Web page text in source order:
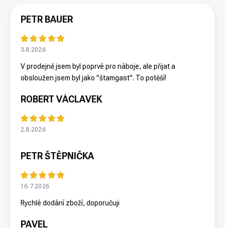
PETR BAUER
3.8.2026
V prodejně jsem byl poprvé pro náboje, ale přijat a
obsloužen jsem byl jako "štamgast". To potěší!
ROBERT VÁCLAVEK
2.8.2026
PETR ŠTĚPNIČKA
16.7.2026
Rychlé dodání zboží, doporučuji
PAVEL